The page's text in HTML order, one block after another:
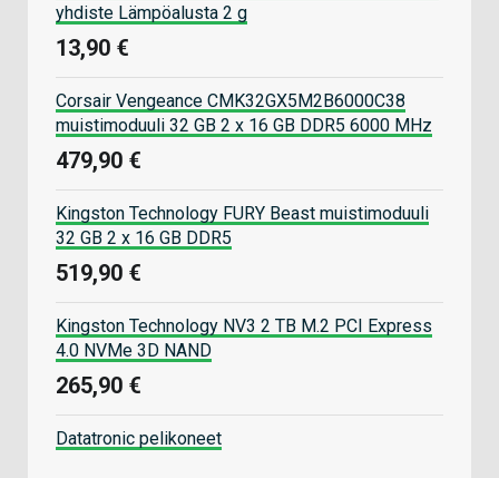
yhdiste Lämpöalusta 2 g
13,90 €
Corsair Vengeance CMK32GX5M2B6000C38
muistimoduuli 32 GB 2 x 16 GB DDR5 6000 MHz
479,90 €
Kingston Technology FURY Beast muistimoduuli
32 GB 2 x 16 GB DDR5
519,90 €
Kingston Technology NV3 2 TB M.2 PCI Express
4.0 NVMe 3D NAND
265,90 €
Datatronic pelikoneet